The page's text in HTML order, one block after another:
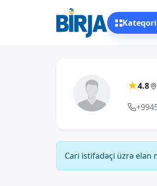
★4.8
Cari istifadəçi üzrə elan